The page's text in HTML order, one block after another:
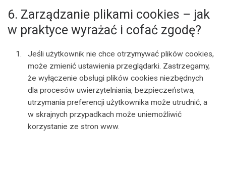
6. Zarządzanie plikami cookies – jak
w praktyce wyrażać i cofać zgodę?
Jeśli użytkownik nie chce otrzymywać plików cookies,
może zmienić ustawienia przeglądarki. Zastrzegamy,
że wyłączenie obsługi plików cookies niezbędnych
dla procesów uwierzytelniania, bezpieczeństwa,
utrzymania preferencji użytkownika może utrudnić, a
w skrajnych przypadkach może uniemożliwić
korzystanie ze stron www.